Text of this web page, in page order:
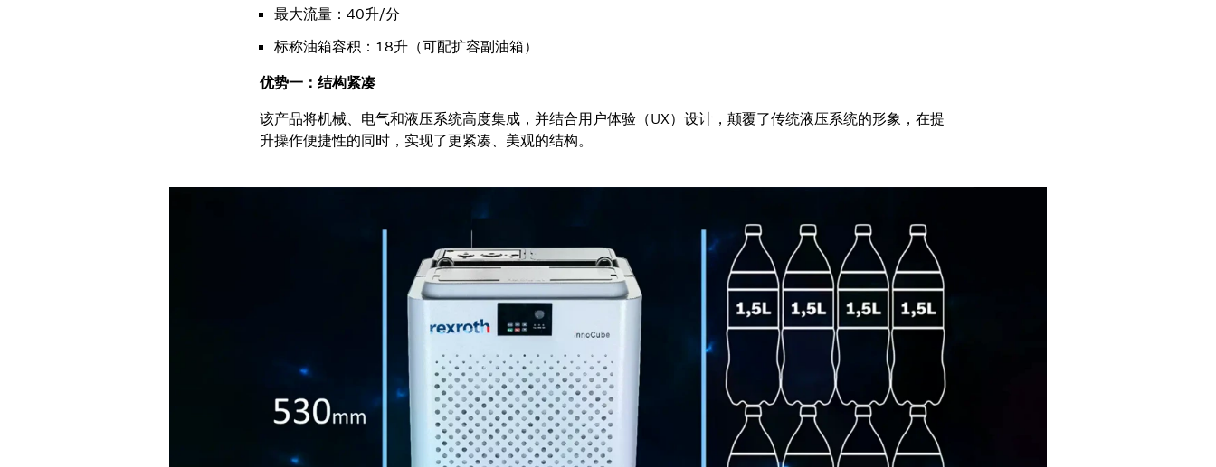
最大流量：40升/分
标称油箱容积：18升（可配扩容副油箱）
优势一：结构紧凑
该产品将机械、电气和液压系统高度集成，并结合用户体验（UX）设计，颠覆了传统液压系统的形象，在提
升操作便捷性的同时，实现了更紧凑、美观的结构。